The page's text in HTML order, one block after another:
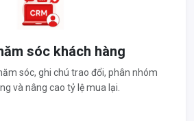
sóc khách hàng
sóc, ghi chú trao đổi, phân nhóm
và nâng cao tỷ lệ mua lại.